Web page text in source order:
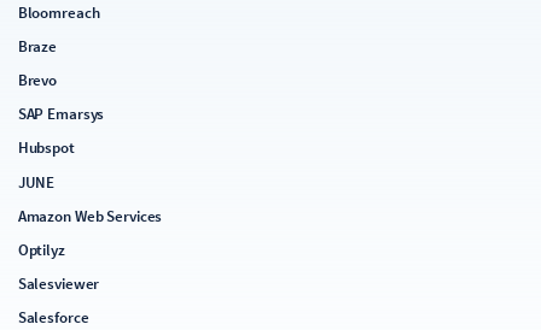
Bloomreach
Braze
Brevo
SAP Emarsys
Hubspot
JUNE
Amazon Web Services
Optilyz
Salesviewer
Salesforce